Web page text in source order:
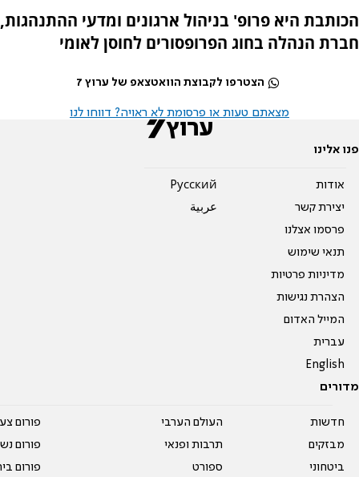
הכותבת היא פרופ' בניהול ארגונים ומדעי ההתנהגות,
חברת הנהלה בחוג הפרופסורים לחוסן לאומי
הצטרפו לקבוצת הוואטצאפ של ערוץ 7
מצאתם טעות או פרסומת לא ראויה? דווחו לנו
פנו אלינו
אודות
יצירת קשר
פרסמו אצלנו
תנאי שימוש
מדיניות פרטיות
הצהרת נגישות
המייל האדום
עברית
English
Pусский
عربية
מדורים
חדשות
מבזקים
ביטחוני
העולם הערבי
תרבות ופנאי
ספורט
פורום
פורום
פורום